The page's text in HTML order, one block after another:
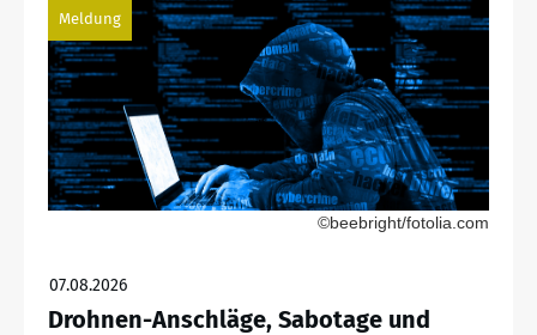
Meldung
©beebright/fotolia.com
07.08.2026
Drohnen-Anschläge, Sabotage und